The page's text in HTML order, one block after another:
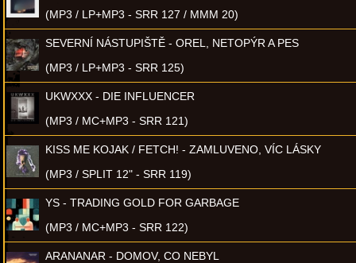
(MP3 / LP+MP3 - SRR 127 / MMM 20)
SEVERNÍ NÁSTUPIŠTĚ - OREL, NETOPÝR A PES
(MP3 / LP+MP3 - SRR 125)
UKWXXX - DIE INFLUENCER
(MP3 / MC+MP3 - SRR 121)
KISS ME KOJAK / FETCH! - ZAMLUVENO, VÍC LÁSKY
(MP3 / SPLIT 12" - SRR 119)
YS - TRADING GOLD FOR GARBAGE
(MP3 / MC+MP3 - SRR 122)
ARANANAR - DOMOV, CO NEBYL